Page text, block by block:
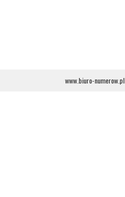
www.biuro-numerow.pl